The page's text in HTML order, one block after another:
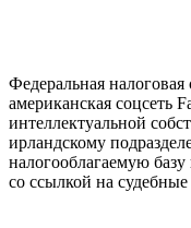
Федеральная
американская соцсеть
интеллектуальной
ирландскому
налогооблагаемую
со ссылкой на